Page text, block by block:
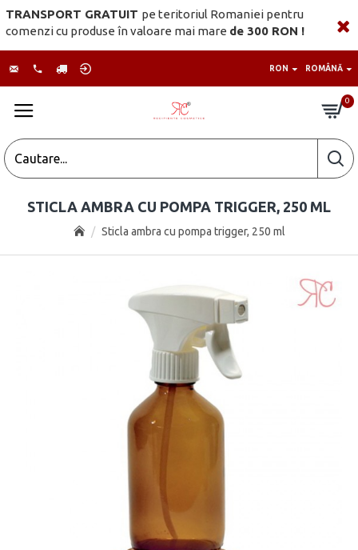
TRANSPORT GRATUIT pe teritoriul Romaniei pentru
comenzi cu produse în valoare mai mare de 300 RON !
RON ROMÂNĂ
0
Sticla ambra cu pompa trigger, 250 ml
STICLA AMBRA CU POMPA TRIGGER, 250 ML